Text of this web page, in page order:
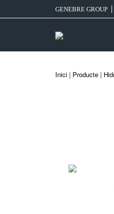
GENEBRE GROUP
Inici | Producte |